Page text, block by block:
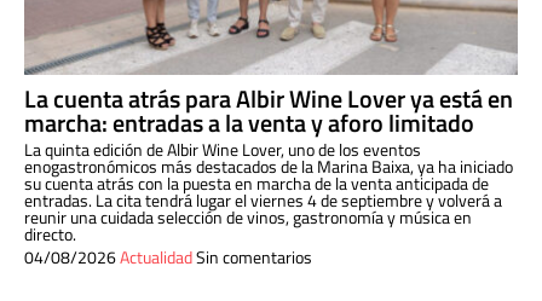
La cuenta atrás para Albir Wine Lover ya está en
marcha: entradas a la venta y aforo limitado
La quinta edición de Albir Wine Lover, uno de los eventos
enogastronómicos más destacados de la Marina Baixa, ya ha iniciado
su cuenta atrás con la puesta en marcha de la venta anticipada de
entradas. La cita tendrá lugar el viernes 4 de septiembre y volverá a
reunir una cuidada selección de vinos, gastronomía y música en
directo.
04/08/2026ActualidadSin comentarios